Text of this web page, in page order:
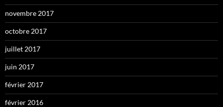
novembre 2017
octobre 2017
juillet 2017
juin 2017
février 2017
février 2016